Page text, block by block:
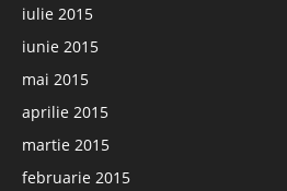
iulie 2015
iunie 2015
mai 2015
aprilie 2015
martie 2015
februarie 2015